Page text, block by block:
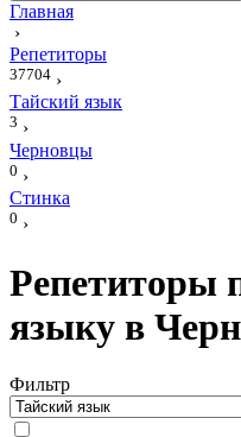
Главная
›
Репетиторы
37704 ›
Тайский язык
3 ›
Черновцы
0 ›
Стинка
0 ›
Репетиторы
языку в
Фильтр